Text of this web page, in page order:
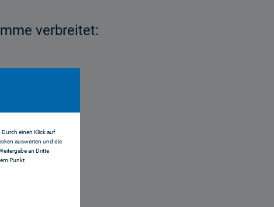
einen Klick auf
auswerten und die
an Dritte
Punkt
verbreitet: